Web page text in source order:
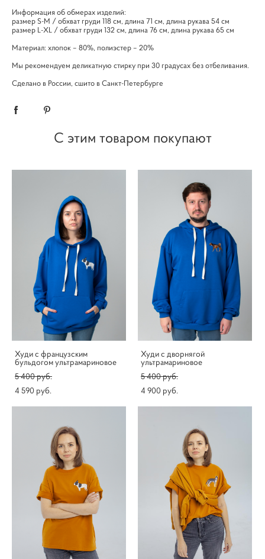
Информация об обмерах изделий:
размер S-M / обхват груди 118 см, длина 71 см, длина рукава 54 см
размер L-XL / обхват груди 132 см, длина 76 см, длина рукава 65 см
Материал: хлопок – 80%, полиэстер – 20%
Мы рекомендуем деликатную стирку при 30 градусах без отбеливания.
Сделано в России, сшито в Санкт-Петербурге
С этим товаром покупают
Худи с французским
бульдогом ультрамариновое
5 400 pуб.
4 590 pуб.
Худи с дворнягой
ультрамариновое
5 400 pуб.
4 900 pуб.